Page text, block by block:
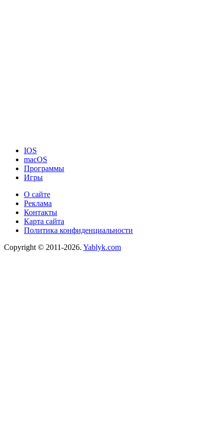
IOS
macOS
Программы
Игры
О сайте
Реклама
Контакты
Карта сайта
Политика конфиденциальности
Copyright © 2011-2026. Yablyk.сom